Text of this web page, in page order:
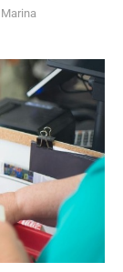
Marina